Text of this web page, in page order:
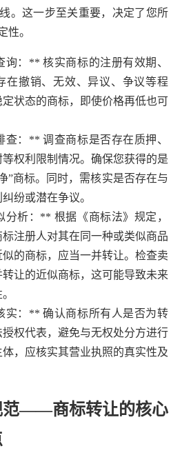
。这一步至关重要，决定了您所
性。
：** 核实商标的注册有效期、
在撤销、无效、异议、争议等程
状态的商标，即使价格再低也可
：** 调查商标是否存在质押、
权利限制情况。确保您获得的是
”商标。同时，需核实是否存在与
纷或潜在争议。
析：** 根据《商标法》规定，
注册人对其在同一种或类似商品
似的商标，应当一并转让。检查卖
让的近似商标，这可能导致未来
实：** 确认商标所有人是否为转
权代表，避免与无权处分方进行
，应核实其营业执照的真实性及
范——商标转让的核心